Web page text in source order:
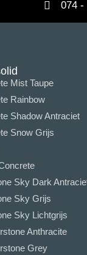
074 -
Mist Taupe
Rainbow
Shadow Antraciet
Snow Grijs
Sky Dark
Sky Grijs
Sky Lichtgrijs
Anthracite
Grey